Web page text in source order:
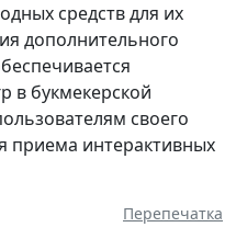
средств для их
дополнительного
в букмекерской
своего
приема интерактивных
Перепечатка